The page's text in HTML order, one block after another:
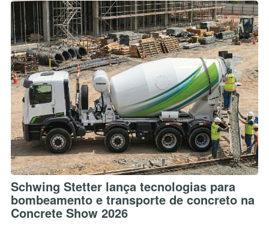
Schwing Stetter lança tecnologias para
bombeamento e transporte de concreto na
Concrete Show 2026